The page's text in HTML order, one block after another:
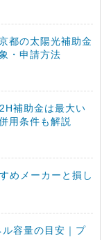
都の太陽光補助金
・申請方法
補助金は最大い
用条件も解説
めメーカーと損し
ル容量の目安｜プ